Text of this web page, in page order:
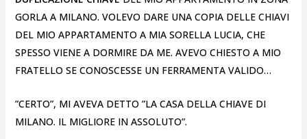
GORLA A MILANO. VOLEVO DARE UNA COPIA DELLE CHIAVI
DEL MIO APPARTAMENTO A MIA SORELLA LUCIA, CHE
SPESSO VIENE A DORMIRE DA ME. AVEVO CHIESTO A MIO
FRATELLO SE CONOSCESSE UN FERRAMENTA VALIDO…
”CERTO”, MI AVEVA DETTO ”LA CASA DELLA CHIAVE DI
MILANO. IL MIGLIORE IN ASSOLUTO”.